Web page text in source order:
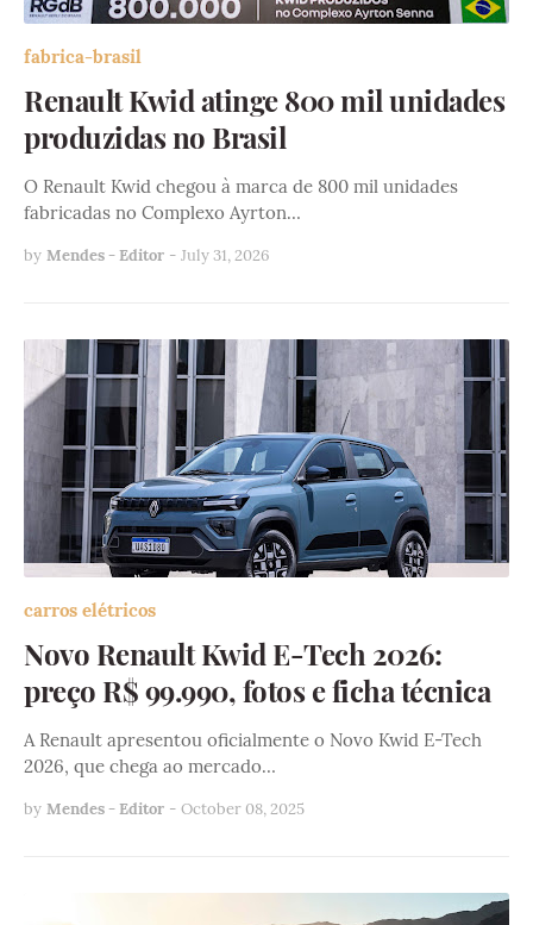
fabrica-brasil
Renault Kwid atinge 800 mil unidades
produzidas no Brasil
O Renault Kwid chegou à marca de 800 mil unidades
fabricadas no Complexo Ayrton…
by Mendes - Editor - July 31, 2026
carros elétricos
Novo Renault Kwid E-Tech 2026:
preço R$ 99.990, fotos e ficha técnica
A Renault apresentou oficialmente o Novo Kwid E-Tech
2026, que chega ao mercado…
by Mendes - Editor - October 08, 2025